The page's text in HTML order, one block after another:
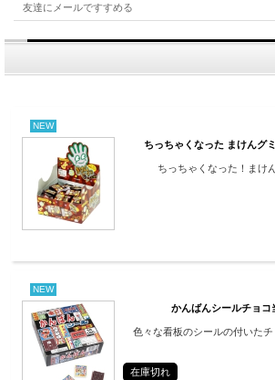
友達にメールですすめる
NEW
ちっちゃくなった まけんグ
ちっちゃくなった！まけ
NEW
かんばんシールチョコ
色々な看板のシールの付いたチ
在庫切れ